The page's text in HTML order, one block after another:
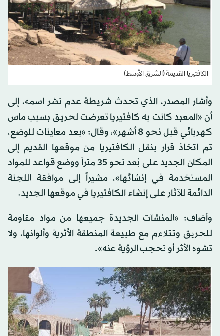
الكافتيريا القديمة (الشرق الأوسط)
وأشار المصدر، الذي تحدث شريطة عدم نشر اسمه، إلى
أن «المعبد كانت به كافتيريا تعرضت لحريق بسبب ماس
كهربائي قبل نحو 8 أشهر»، وقال: «بعد معاينات للوضع،
تم اتخاذ قرار بنقل الكافتيريا من موقعها القديم إلى
المكان الجديد على بُعد نحو 35 متراً ووضع قواعد للمواد
المستخدمة في إنشائها»، مشيراً إلى موافقة اللجنة
الدائمة للآثار على إنشاء الكافتيريا في موقعها الجديد.
وأضاف: «المنشآت الجديدة جميعها من مواد مقاومة
للحريق وتتلاءم مع طبيعة المنطقة الأثرية وألوانها، ولا
تشوه الأثر أو تحجب الرؤية عنه».